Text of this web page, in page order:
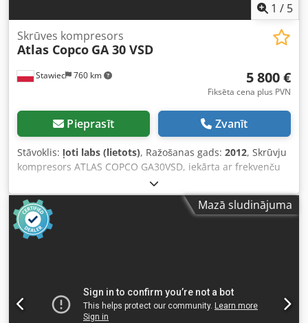
1 / 5
Stawiec 760 km
Skrūves kompresors
Atlas Copco GA 30 VSD
5 800 €
Fiksēta cena plus PVN
Pieprasīt Zvanīt
Stāvoklis: ļoti labs (lietots), Ražošanas gads: 2012, Skrūvju
kompresors ATLAS COPCO GA30VSD, iekārta ar frekvenču
pārveidotāju pēc servisa Tehniskie dati: Cjdpjy S T Thjfx
Amrjrf ražība: 5,58 m3/min; motors: 30 kW; maksimālais
spiediens: 13 bar; gads: 2012 nobraukums: 11 816 h!!!
Cena: 24 500 netto 30 135 bruto Kompresors ir pilnībā
darbspējīgs, gatavs darbam, ar garantiju. Nodrošinām
Mazā sludinājuma